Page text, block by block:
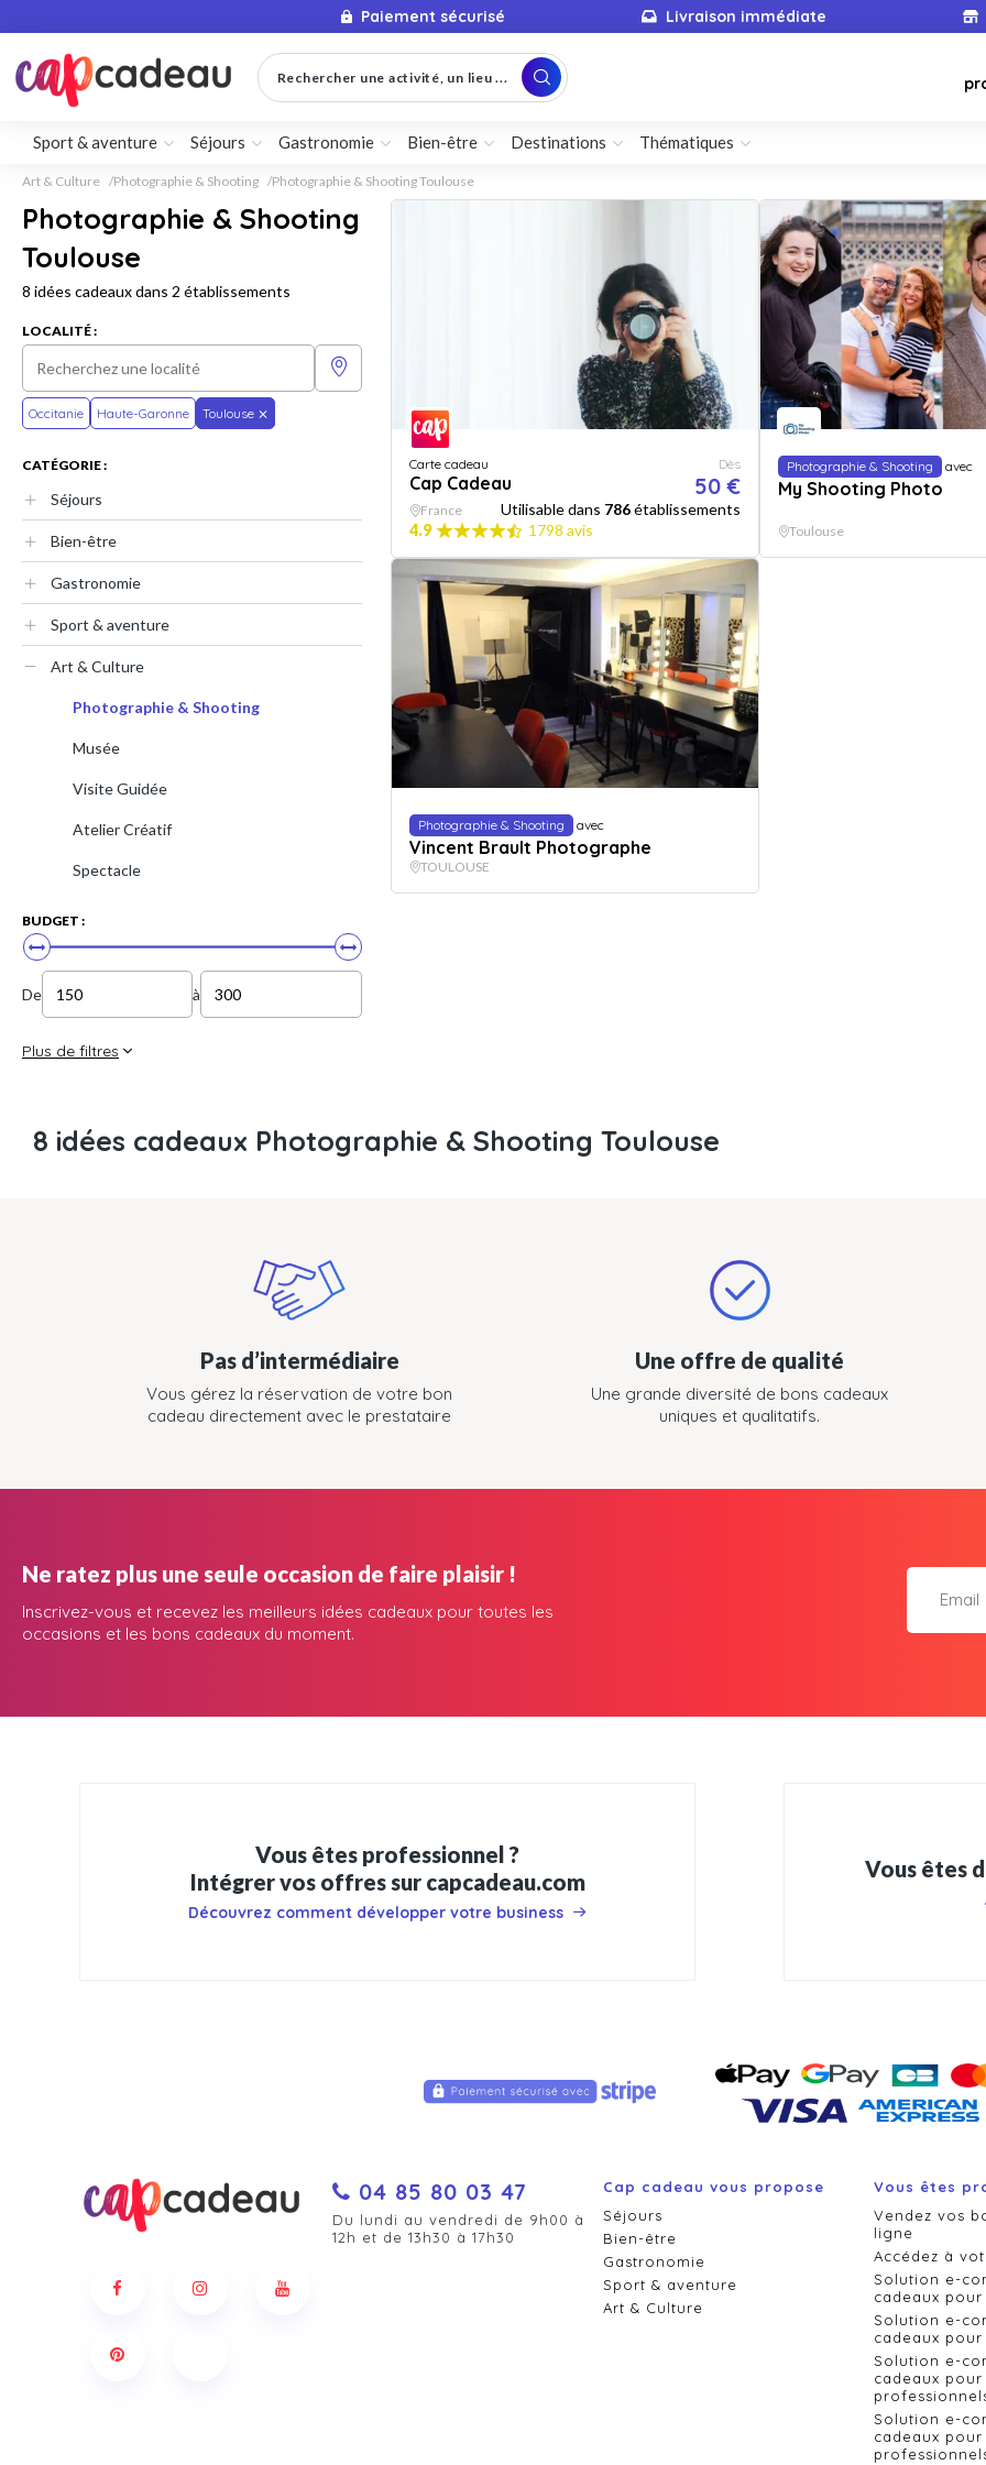
Paiement sécurisé Livraison immédiate
Rechercher une activité, un lieu ...
Sport & aventure Séjours Gastronomie Bien-être Destinations Thématiques
Art & Culture Photographie & Shooting Photographie & Shooting Toulouse
Photographie & Shooting
Toulouse
8 idées cadeaux dans 2 établissements
LOCALITÉ :
Occitanie Haute-Garonne Toulouse
CATÉGORIE :
Séjours
Bien-être
Gastronomie
Sport & aventure
Art & Culture
Photographie & Shooting
Musée
Visite Guidée
Atelier Créatif
Spectacle
BUDGET :
De à
Plus de filtres
Carte cadeau
Cap Cadeau
Dès
50 €
France Utilisable dans 786établissements
4.9
1798 avis
Photographie & Shooting avec
My Shooting Photo
Toulouse
Photographie & Shooting avec
Vincent Brault Photographe
TOULOUSE
8 idées cadeaux Photographie & Shooting Toulouse
Pas d’intermédiaire
Vous gérez la réservation de votre bon
cadeau directement avec le prestataire
Une offre de qualité
Une grande diversité de bons cadeaux
uniques et qualitatifs.
Ne ratez plus une seule occasion de faire plaisir !
Inscrivez-vous et recevez les meilleurs idées cadeaux pour toutes les
occasions et les bons cadeaux du moment.
Vous êtes professionnel ?
Intégrer vos offres sur capcadeau.com
Découvrez comment développer votre business
Vous êtes
04 85 80 03 47
Du lundi au vendredi de 9h00 à
12h et de 13h30 à 17h30
Cap cadeau vous propose
Séjours
Bien-être
Gastronomie
Sport & aventure
Art & Culture
Vous êtes
Vendez vos
ligne
Accédez à
Solution e-
cadeaux
Solution e-
cadeaux
Solution e-
cadeaux pour
Solution e-
cadeaux pour